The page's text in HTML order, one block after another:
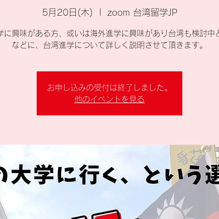
5月20日(木) zoom 台湾留学JP
に興味がある方、或いは海外進学に興味があり台湾も検討中
などに、台湾進学について詳しく説明させて頂きます。
お申し込みの受付は終了しました。
他のイベントを見る